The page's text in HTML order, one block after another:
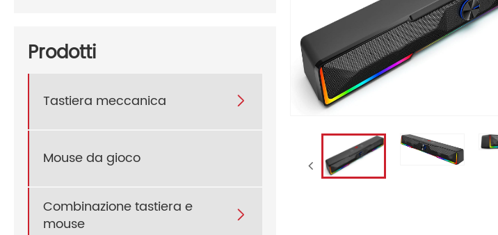
Prodotti
Tastiera meccanica 
Mouse da gioco
Combinazione tastiera e
mouse
